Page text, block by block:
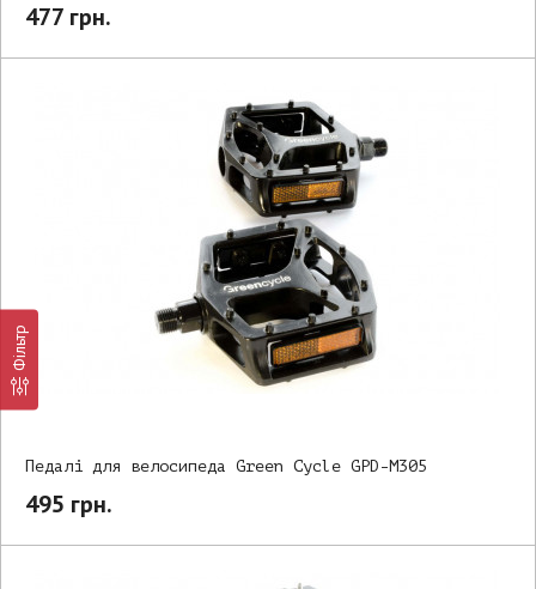
Фільтр
477 грн.
Педалі для велосипеда Green Cycle GPD-M305
495 грн.